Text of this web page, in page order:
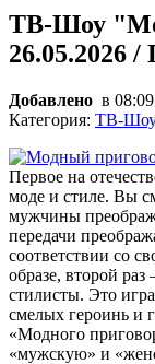
ТВ-Шоу
26.05.2026
Добавлено в
Категория: ТВ-
Первое на
моде и стиле. Вы
мужчины
передачи
соответствии со
образе, второй
стилисты. Это
смелых героинь и
«Модного
«мужскую» и